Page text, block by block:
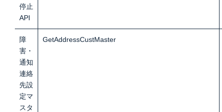
停止
API
障
害・
通知
連絡
先設
定マ
スタ
GetAddressCustMaster